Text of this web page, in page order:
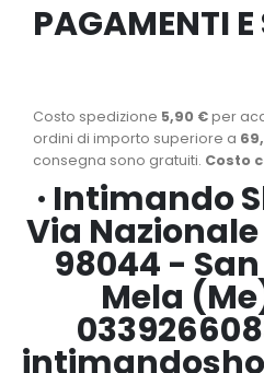
PAGAMENTI
Costo spedizione 5,90 €per
ordini di importo superiore a
consegna sono gratuiti. Costo
· Intimando
Via
98044 -
Mela